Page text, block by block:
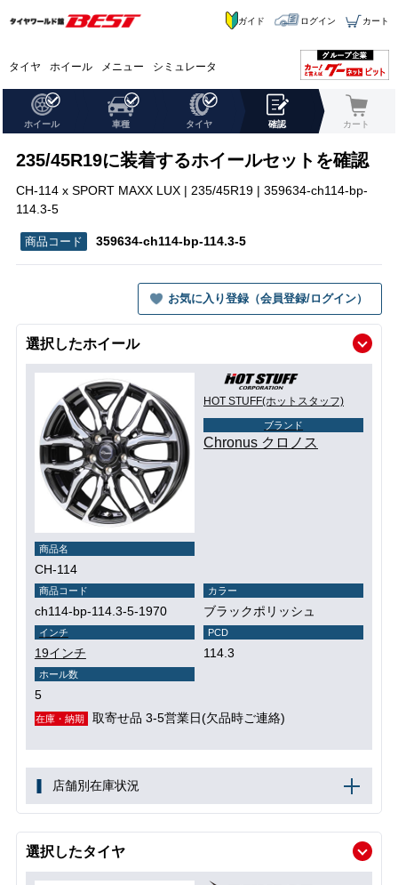
タイヤ ホイール メニュー シミュレータ
ガイド ログイン カート
ホイール 車種 タイヤ 確認 カート
235/45R19に装着するホイールセットを確認
CH-114 x SPORT MAXX LUX | 235/45R19 | 359634-ch114-bp-
114.3-5
359634-ch114-bp-114.3-5
お気に入り登録（会員登録/ログイン）
選択したホイール
HOT STUFF(ホットスタッフ)
ブランド
Chronus クロノス
商品名
CH-114
商品コード
ch114-bp-114.3-5-1970
カラー
ブラックポリッシュ
インチ
19インチ
PCD
114.3
ホール数
5
在庫・納期 取寄せ品 3-5営業日(欠品時ご連絡)
店舗別在庫状況
選択したタイヤ